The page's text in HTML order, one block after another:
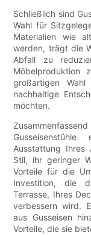
Schließlich sind
Wahl für
Materialien wie
werden, trägt die
Abfall zu
Möbelproduktion
großartigen
nachhaltige
möchten.
Ausstattung Ihres
Stil, ihr geringer
Vorteile für die
Investition, die
Terrasse, Ihres
verbessern wird.
aus Gusseisen
Vorteile, die sie